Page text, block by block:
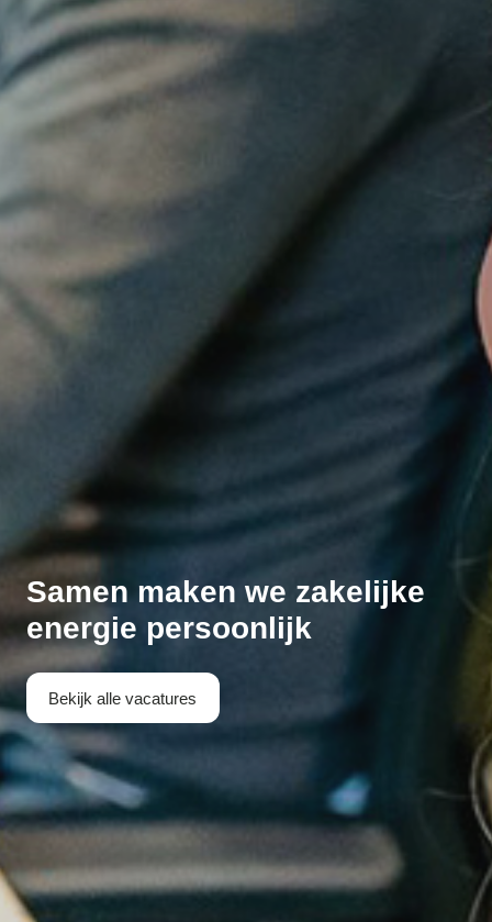
Samen maken we zakelijke
energie persoonlijk
Bekijk alle vacatures